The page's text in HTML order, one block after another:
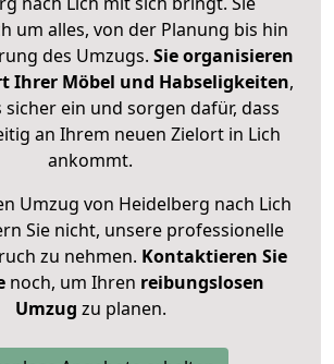
um alles, von der Planung bis hin
des Umzugs. Sie organisieren
Ihrer Möbel und Habseligkeiten,
sicher ein und sorgen dafür, dass
an Ihrem neuen Zielort in Lich
ankommt.
Umzug von Heidelberg nach Lich
Sie nicht, unsere professionelle
zu nehmen. Kontaktieren Sie
noch, um Ihren reibungslosen
Umzug zu planen.